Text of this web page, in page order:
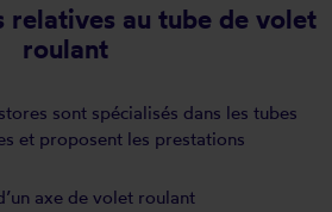
relatives au tube de volet
roulant
sont spécialisés dans les tubes
et proposent les prestations
axe de volet roulant